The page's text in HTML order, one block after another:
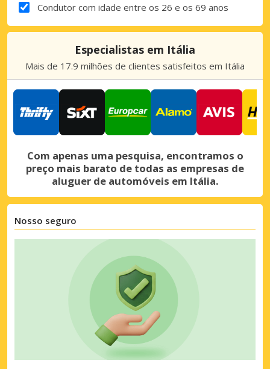
Condutor com idade entre os 26 e os 69 anos
Especialistas em Itália
Mais de 17.9 milhões de clientes satisfeitos em Itália
Com apenas uma pesquisa, encontramos o
preço mais barato de todas as empresas de
aluguer de automóveis em Itália.
Nosso seguro